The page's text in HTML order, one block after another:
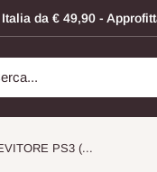
da € 49,90 -
PS3 (...